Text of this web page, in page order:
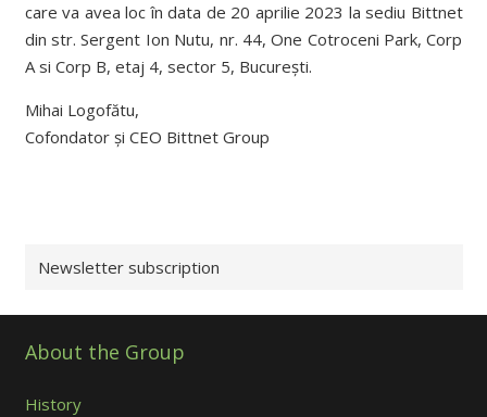
care va avea loc în data de 20 aprilie 2023 la sediu Bittnet
din str. Sergent Ion Nutu, nr. 44, One Cotroceni Park, Corp
A si Corp B, etaj 4, sector 5, București.
Mihai Logofătu,
Cofondator și CEO Bittnet Group
Newsletter subscription
About the Group
History